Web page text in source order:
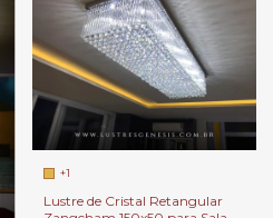
+1
Lustre de Cristal Retangular